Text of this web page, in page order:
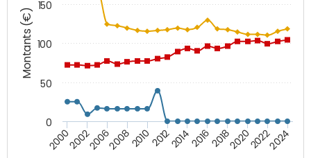
Montants (€)
200020022006200820102012201420162018202020222024
0
50
100
150